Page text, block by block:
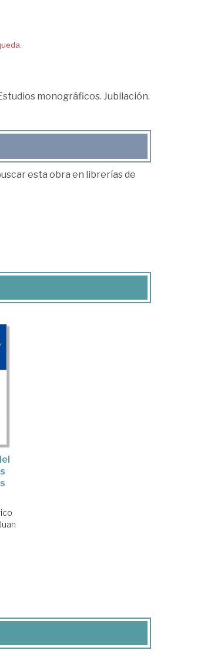
monográficos. Jubilación.
esta obra en librerías de